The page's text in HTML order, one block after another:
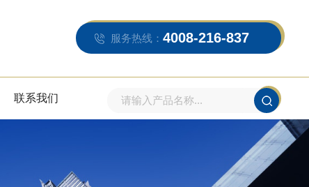
服务热线： 4008-216-837
联系我们